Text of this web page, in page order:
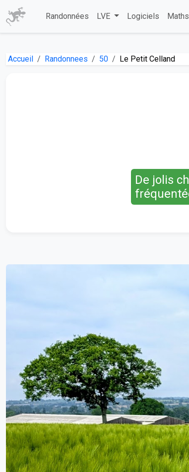
Randonnées LVE Logiciels Maths
Accueil Randonnees 50 Le Petit Celland
De jolis